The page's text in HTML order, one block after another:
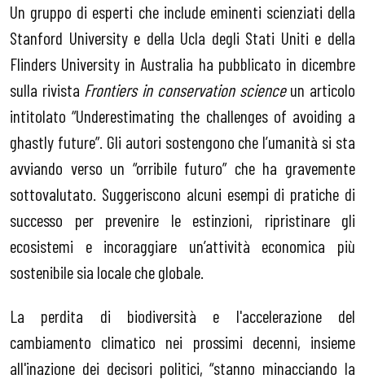
Un gruppo di esperti che include eminenti scienziati della
Stanford University e della Ucla degli Stati Uniti e della
Flinders University in Australia ha pubblicato in dicembre
sulla rivista Frontiers in conservation scienceun articolo
intitolato “Underestimating the challenges of avoiding a
ghastly future”. Gli autori sostengono che l’umanità si sta
avviando verso un “orribile futuro” che ha gravemente
sottovalutato. Suggeriscono alcuni esempi di pratiche di
successo per prevenire le estinzioni, ripristinare gli
ecosistemi e incoraggiare un’attività economica più
sostenibile sia locale che globale.
La perdita di biodiversità e l'accelerazione del
cambiamento climatico nei prossimi decenni, insieme
all'inazione dei decisori politici, “stanno minacciando la